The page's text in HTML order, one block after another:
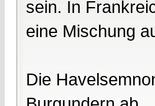
sein. In
eine Mischung
Die